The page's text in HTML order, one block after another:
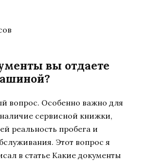
вы отдаете
вопрос. Особенно важно для
сервисной книжки,
реальность пробега и
Этот вопрос я
в статье Какие документы